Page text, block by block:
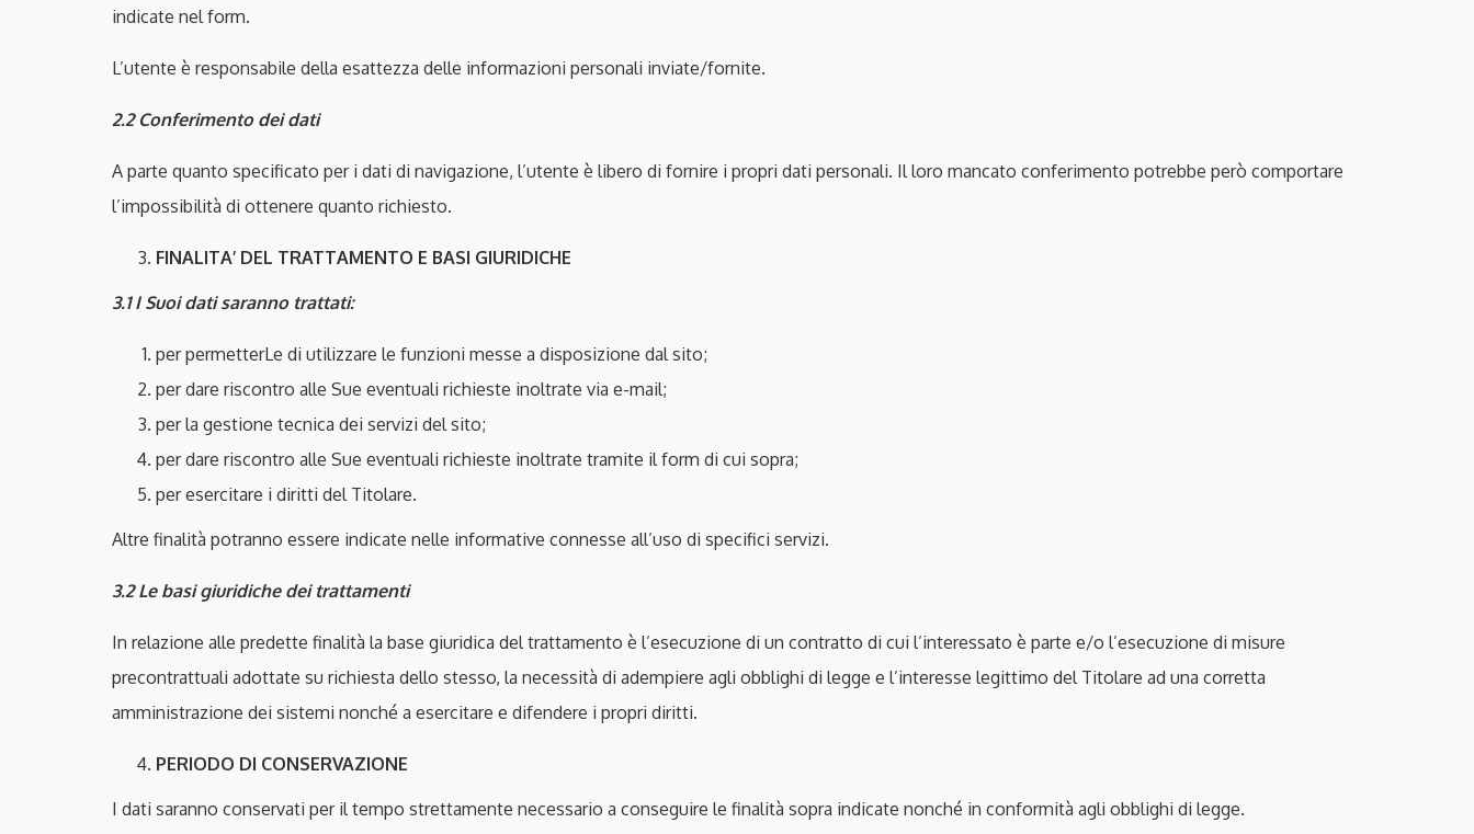
indicate nel form.
L’utente è responsabile della esattezza delle informazioni personali inviate/fornite.
2.2 Conferimento dei dati
A parte quanto specificato per i dati di navigazione, l’utente è libero di fornire i propri dati personali. Il loro mancato conferimento potrebbe però comportare
l’impossibilità di ottenere quanto richiesto.
FINALITA’ DEL TRATTAMENTO E BASI GIURIDICHE
3.1 I Suoi dati saranno trattati:
per permetterLe di utilizzare le funzioni messe a disposizione dal sito;
per dare riscontro alle Sue eventuali richieste inoltrate via e-mail;
per la gestione tecnica dei servizi del sito;
per dare riscontro alle Sue eventuali richieste inoltrate tramite il form di cui sopra;
per esercitare i diritti del Titolare.
Altre finalità potranno essere indicate nelle informative connesse all’uso di specifici servizi.
3.2 Le basi giuridiche dei trattamenti
In relazione alle predette finalità la base giuridica del trattamento è l’esecuzione di un contratto di cui l’interessato è parte e/o l’esecuzione di misure
precontrattuali adottate su richiesta dello stesso, la necessità di adempiere agli obblighi di legge e l’interesse legittimo del Titolare ad una corretta
amministrazione dei sistemi nonché a esercitare e difendere i propri diritti.
PERIODO DI CONSERVAZIONE
I dati saranno conservati per il tempo strettamente necessario a conseguire le finalità sopra indicate nonché in conformità agli obblighi di legge.